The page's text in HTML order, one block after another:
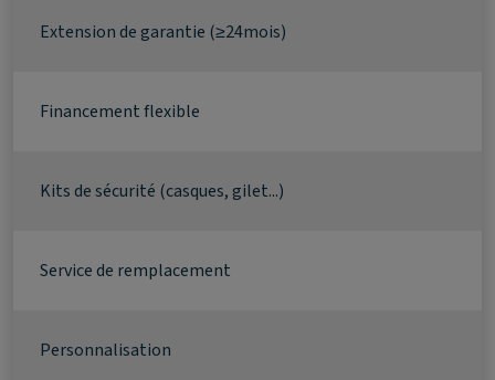
Extension de garantie (≥24mois)
Financement flexible
Kits de sécurité (casques, gilet...)
Service de remplacement
Personnalisation